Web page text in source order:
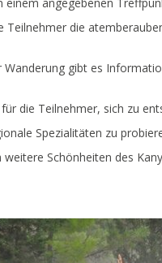
die
gibt es
die Teilnehmer, sich zu
Spezialitäten zu
Schönheiten des